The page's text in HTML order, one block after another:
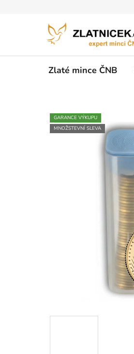
Zlaté mince ČNB
GARANCE VÝKUPU
MNOŽSTEVNÍ SLEVA